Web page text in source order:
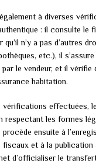
à diverses
: il consulte le
n’y a pas d’autres
etc.), il
le vendeur, et il vérifie
habitation.
effectuées,
respectant les formes
ensuite à
fiscaux et à la
d’officialiser le